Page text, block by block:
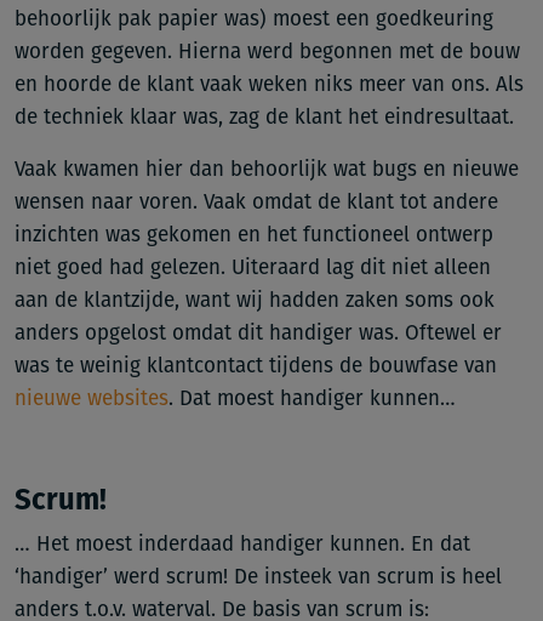
behoorlijk pak papier was) moest een goedkeuring
worden gegeven. Hierna werd begonnen met de bouw
en hoorde de klant vaak weken niks meer van ons. Als
de techniek klaar was, zag de klant het eindresultaat.
Vaak kwamen hier dan behoorlijk wat bugs en nieuwe
wensen naar voren. Vaak omdat de klant tot andere
inzichten was gekomen en het functioneel ontwerp
niet goed had gelezen. Uiteraard lag dit niet alleen
aan de klantzijde, want wij hadden zaken soms ook
anders opgelost omdat dit handiger was. Oftewel er
was te weinig klantcontact tijdens de bouwfase van
nieuwe websites. Dat moest handiger kunnen…
Scrum!
… Het moest inderdaad handiger kunnen. En dat
‘handiger’ werd scrum! De insteek van scrum is heel
anders t.o.v. waterval. De basis van scrum is: